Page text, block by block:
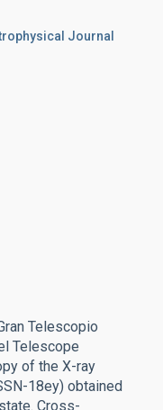
Journal
Telescopio
Telescope
of the X-ray
18ey) obtained
Cross-